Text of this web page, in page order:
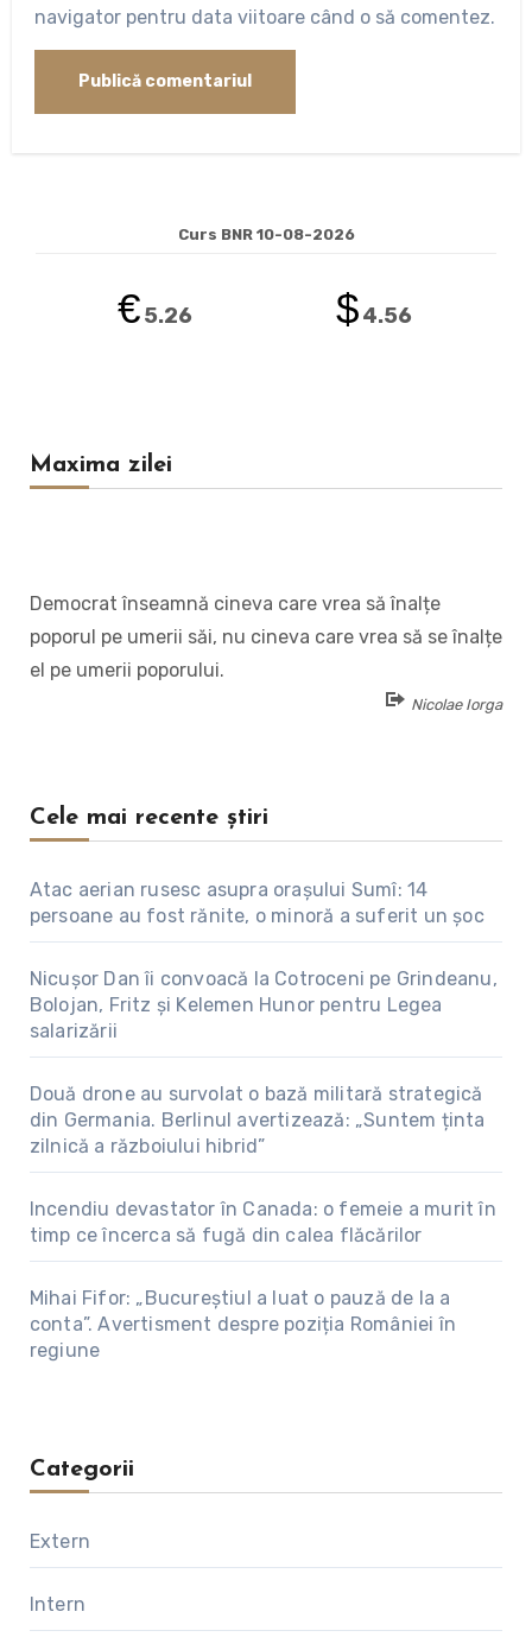
navigator pentru data viitoare când o să comentez.
Curs BNR 10-08-2026
€5.26 $4.56
Maxima zilei
Democrat înseamnă cineva care vrea să înalțe
poporul pe umerii săi, nu cineva care vrea să se înalțe
el pe umerii poporului.
Nicolae Iorga
Cele mai recente știri
Atac aerian rusesc asupra orașului Sumî: 14
persoane au fost rănite, o minoră a suferit un șoc
Nicușor Dan îi convoacă la Cotroceni pe Grindeanu,
Bolojan, Fritz și Kelemen Hunor pentru Legea
salarizării
Două drone au survolat o bază militară strategică
din Germania. Berlinul avertizează: „Suntem ținta
zilnică a războiului hibrid”
Incendiu devastator în Canada: o femeie a murit în
timp ce încerca să fugă din calea flăcărilor
Mihai Fifor: „Bucureștiul a luat o pauză de la a
conta”. Avertisment despre poziția României în
regiune
Categorii
Extern
Intern